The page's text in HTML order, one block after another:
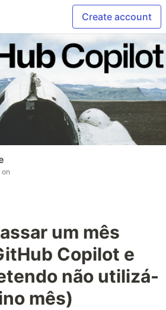
Create account
on
um mês
Copilot e
não utilizá-
mês)